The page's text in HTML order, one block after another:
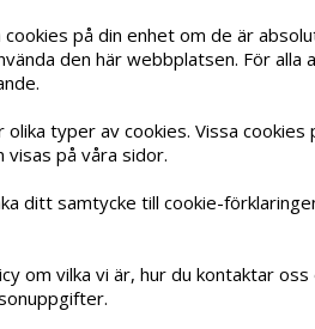
på din enhet om de är
den här webbplatsen. För alla
typer av cookies. Vissa cookies
på våra sidor.
ditt samtycke till cookie-
om vilka vi är, hur du kontaktar oss